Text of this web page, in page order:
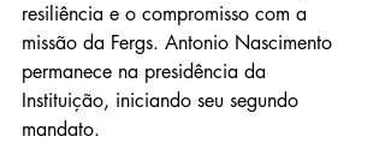
resiliência e o compromisso com a
missão da Fergs. Antonio Nascimento
permanece na presidência da
Instituição, iniciando seu segundo
mandato.